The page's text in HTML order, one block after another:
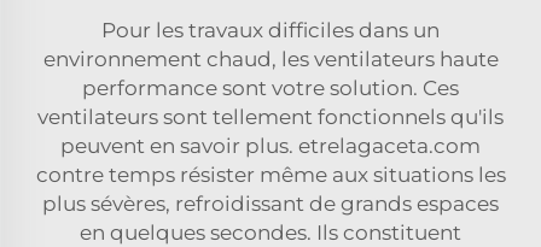
Pour les travaux difficiles dans un
environnement chaud, les ventilateurs haute
performance sont votre solution. Ces
ventilateurs sont tellement fonctionnels qu'ils
peuvent en savoir plus. etrelagaceta.com
contre temps résister même aux situations les
plus sévères, refroidissant de grands espaces
en quelques secondes. Ils constituent